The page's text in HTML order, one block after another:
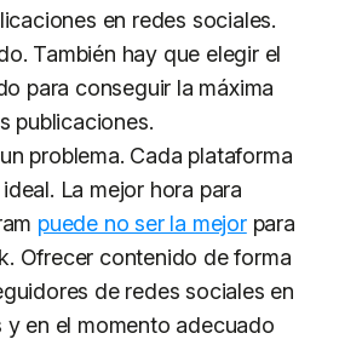
en redes sociales.
También hay que elegir el
para conseguir la máxima
publicaciones.
problema. Cada plataforma
La mejor hora para
puede no ser la mejorpara
Ofrecer contenido de forma
de redes sociales en
y en el momento adecuado